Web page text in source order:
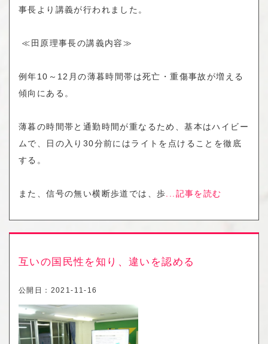
事長より講義が行われました。
≪田原理事長の講義内容≫
例年10～12月の薄暮時間帯は死亡・重傷事故が増える
傾向にある。
薄暮の時間帯と通勤時間が重なるため、基本はハイビー
ムで、日の入り30分前にはライトを点けることを徹底
する。
また、信号の無い横断歩道では、歩 ...記事を読む
互いの国民性を知り、違いを認める
公開日： 2021-11-16